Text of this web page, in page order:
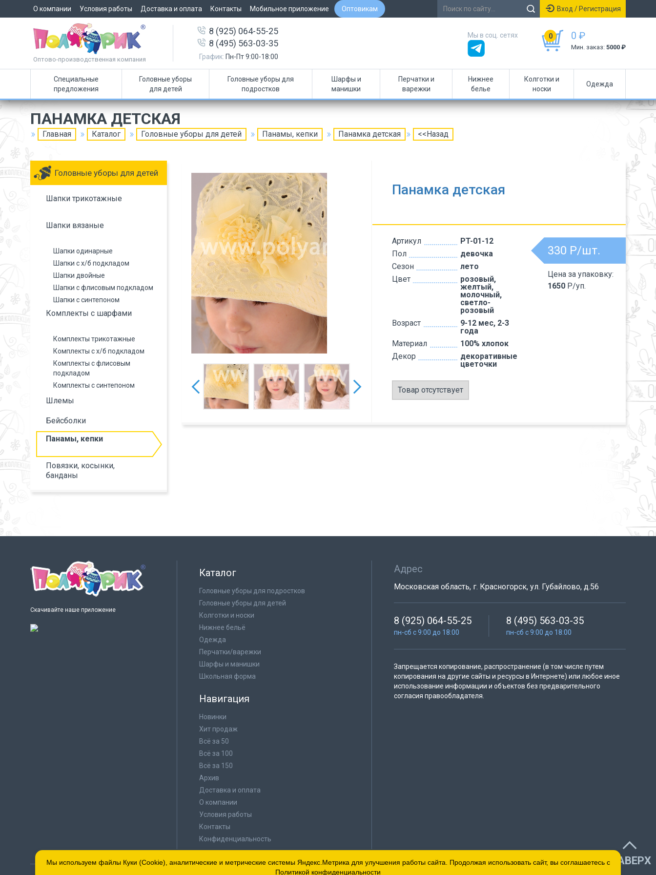
О компании Условия работы Доставка и оплата Контакты Мобильное приложение Оптовикам Вход / Регистрация
Оптово-производственная компания
8 (925) 064-55-25
8 (495) 563-03-35
График: Пн-Пт 9:00-18:00
0 0 ₽
Мин. заказ: 5000 ₽
Мы в соц. сетях
Специальные
предложения
Головные уборы
для детей
Головные уборы для
подростков
Шарфы и
манишки
Перчатки и
варежки
Нижнее
белье
Колготки и
носки
Одежда
ПАНАМКА ДЕТСКАЯ
Главная Каталог Головные уборы для детей Панамы, кепки Панамка детская <<Назад
Головные уборы для детей
Шапки трикотажные
Шапки вязаные
Шапки одинарные
Шапки с х/б подкладом
Шапки двойные
Шапки с флисовым подкладом
Шапки с синтепоном
Комплекты с шарфами
Комплекты трикотажные
Комплекты с х/б подкладом
Комплекты с флисовым
подкладом
Комплекты с синтепоном
Шлемы
Бейсболки
Панамы, кепки
Повязки, косынки,
банданы
Панамка детская
Артикул
PT-01-12
Пол
девочка
Сезон
лето
Цвет
розовый,
желтый,
молочный,
светло-
розовый
Возраст
9-12 мес, 2-3
года
Материал
100% хлопок
Декор
декоративные
цветочки
330 Р/шт.
Цена за упаковку:
1650 Р/уп.
Товар отсутствует
Скачивайте наше приложение
Каталог
Головные уборы для подростков
Головные уборы для детей
Колготки и носки
Нижнее бельё
Одежда
Перчатки/варежки
Шарфы и манишки
Школьная форма
Навигация
Новинки
Хит продаж
Всё за 50
Всё за 100
Всё за 150
Архив
Доставка и оплата
О компании
Условия работы
Контакты
Конфиденциальность
Адрес
Московская область, г. Красногорск, ул. Губайлово, д.56
8 (925) 064-55-25
пн-сб с 9:00 до 18:00
8 (495) 563-03-35
пн-сб с 9:00 до 18:00
Запрещается копирование, распространение (в том числе путем
копирования на другие сайты и ресурсы в Интернете) или любое иное
использование информации и объектов без предварительного
согласия правообладателя.
НАВЕРХ
Мы используем файлы Куки (Cookie), аналитические и метрические системы Яндекс.Метрика для улучшения работы сайта. Продолжая использовать сайт, вы соглашаетесь с
Политикой конфиденциальности